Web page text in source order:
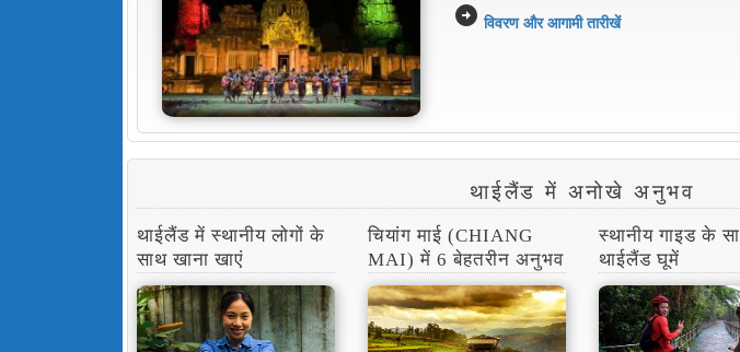
arrow_circle_right विवरण और आगामी तारीखें
थाईलैंड में अनोखे अनुभव
थाईलैंड में स्थानीय लोगों के
साथ खाना खाएं
चियांग माई (CHIANG
MAI) में 6 बेहतरीन अनुभव
स्थानीय गाइड के
थाईलैंड घूमें